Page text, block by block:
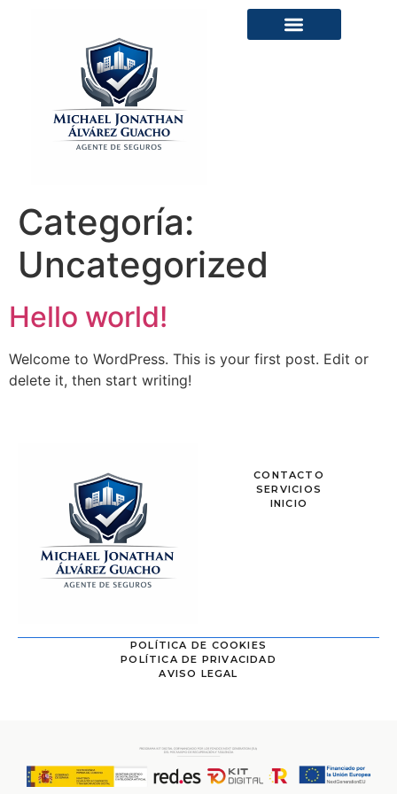
Categoría:
Uncategorized
Hello world!
Welcome to WordPress. This is your first post. Edit or
delete it, then start writing!
CONTACTO
SERVICIOS
INICIO
POLÍTICA DE COOKIES
POLÍTICA DE PRIVACIDAD
AVISO LEGAL